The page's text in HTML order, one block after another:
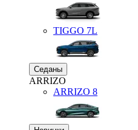
TIGGO 7L
Седаны
ARRIZO
ARRIZO 8